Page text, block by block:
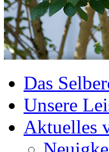
Das
Unsere
Aktuelles